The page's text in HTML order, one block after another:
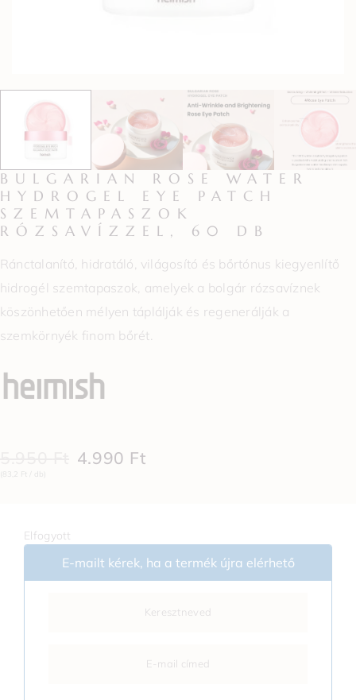
BULGARIAN ROSE WATER
HYDROGEL EYE PATCH
SZEMTAPASZOK
RÓZSAVÍZZEL, 60 DB
Ránctalanító, hidratáló, világosító és bőrtónus kiegyenlítő
hidrogél szemtapaszok, amelyek a bolgár rózsavíznek
köszönhetően mélyen táplálják és regenerálják a
szemkörnyék finom bőrét.
4.990 Ft
(83,2 Ft / db)
Elfogyott
E-mailt kérek, ha a termék újra elérhető